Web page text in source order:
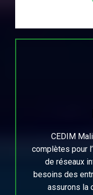
CEDIM
complètes pour
de réseaux
besoins des
assurons la